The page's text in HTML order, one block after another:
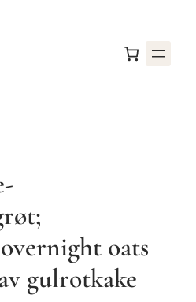
oats
gulrotkake